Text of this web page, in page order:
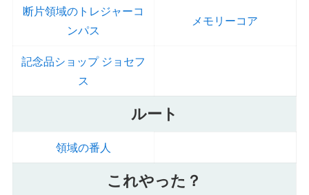
断片領域のトレジャーコ
ンパス
メモリーコア
記念品ショップ ジョセフ
ス
ルート
領域の番人
これやった？